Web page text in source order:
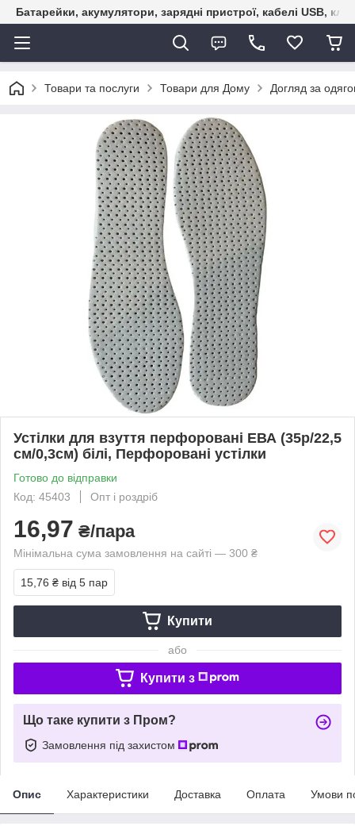
Батарейки, акумулятори, зарядні пристрої, кабелі USB,
Товари та послуги Товари для Дому Догляд за
Устілки для взуття перфоровані ЕВА (35р/22,5
см/0,3см) білі, Перфоровані устілки
Готово до відправки
Код: 45403
Опт і роздріб
16,97 ₴/пара
Мінімальна сума замовлення на сайті — 300 ₴
15,76 ₴ від 5 пар
Купити
або
Купити з
Що таке купити з Пром?
Замовлення під захистом
Опис Характеристики Доставка Оплата Умови